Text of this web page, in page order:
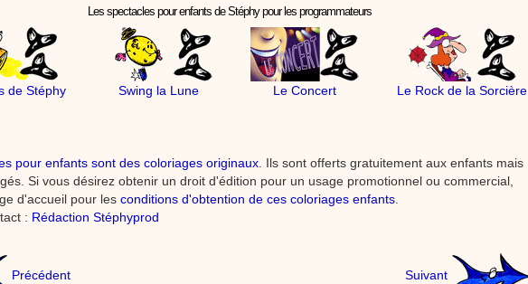
Les spectacles pour enfants de Stéphy pour les programmateurs
de Stéphy Swing la Lune Le Concert Le Rock de la Sorcière
pour enfants sont des coloriages originaux . Ils sont offerts gratuitement aux enfants mais
Si vous désirez obtenir un droit d'édition pour un usage promotionnel ou commercial,
d'accueil pour les conditions d'obtention de ces coloriages enfants
: Rédaction Stéphyprod
Précédent Suivant